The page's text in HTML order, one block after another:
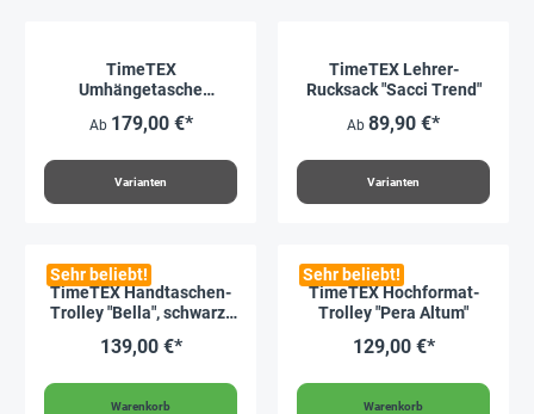
TimeTEX
Umhängetasche
Ab 179,00 €*
Varianten
TimeTEX Lehrer-
Rucksack "Sacci Trend"
Ab 89,90 €*
Varianten
Sehr beliebt!
TimeTEX Handtaschen-
Trolley "Bella", schwarz-
139,00 €*
Warenkorb
Sehr beliebt!
TimeTEX Hochformat-
Trolley "Pera Altum"
129,00 €*
Warenkorb